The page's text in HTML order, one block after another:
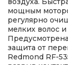
мощным
регулярно
мелких волос
защита от
Redmond RF-